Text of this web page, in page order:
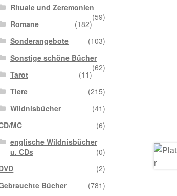
Rituale und Zeremonien
(59)
Romane
(182)
Sonderangebote
(103)
Sonstige schöne Bücher
(62)
Tarot
(11)
Tiere
(215)
Wildnisbücher
(41)
MC
(6)
englische Wildnisbücher
u. CDs
(0)
(2)
Bücher
(781)